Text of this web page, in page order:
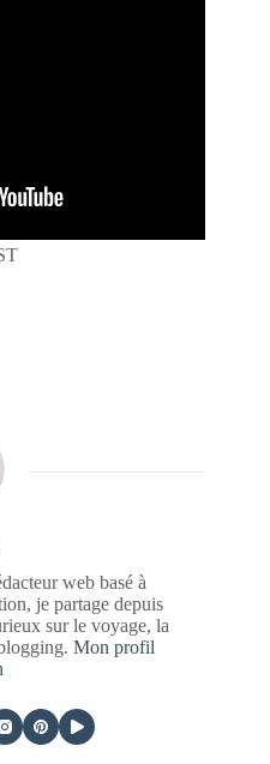
web basé à
je partage depuis
sur le voyage, la
Mon profil